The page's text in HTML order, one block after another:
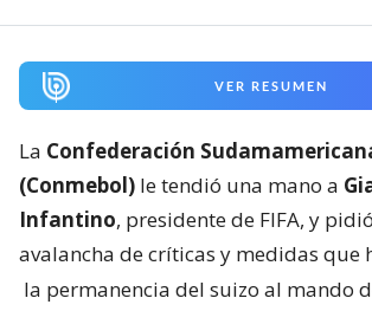
VER RESUMEN
La Confederación
(Conmebol) le tendió una mano a
Infantino, presidente de FIFA, y
avalancha de críticas y medidas que
la permanencia del suizo al mando